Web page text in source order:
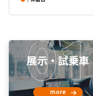
01
展示・試乗車
more